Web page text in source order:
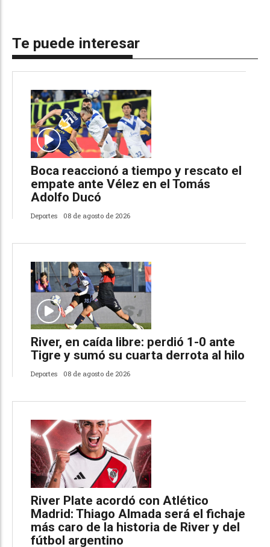
Te puede interesar
Boca reaccionó a tiempo y rescato el
empate ante Vélez en el Tomás
Adolfo Ducó
Deportes 08 de agosto de 2026
River, en caída libre: perdió 1-0 ante
Tigre y sumó su cuarta derrota al hilo
Deportes 08 de agosto de 2026
River Plate acordó con Atlético
Madrid: Thiago Almada será el fichaje
más caro de la historia de River y del
fútbol argentino